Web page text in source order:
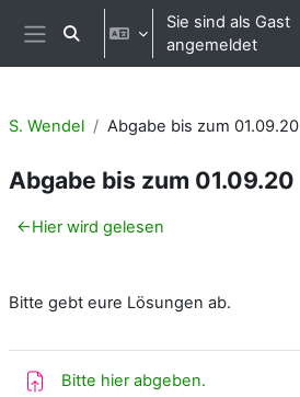
Zum Hauptinhalt
Website-Übersicht
Sucheingabe umschalten
Sie sind als Gast
angemeldet
S. Wendel Abgabe bis zum 01.09.20
Abgabe bis zum 01.09.20
Abschnittsübersicht
←Hier wird gelesen
Bitte gebt eure Lösungen ab.
Bitte hier abgeben.